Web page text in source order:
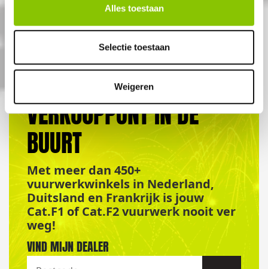
Alles toestaan
Selectie toestaan
Weigeren
ALTIJD EEN
VERKOOPPUNT IN DE
BUURT
Met meer dan 450+
vuurwerkwinkels in Nederland,
Duitsland en Frankrijk is jouw
Cat.F1 of Cat.F2 vuurwerk nooit ver
weg!
VIND MIJN DEALER